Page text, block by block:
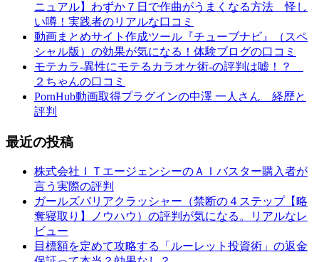
ニュアル】わずか７日で作曲がうまくなる方法 怪し
い噂！実践者のリアルな口コミ
動画まとめサイト作成ツール『チューブナビ』（スペ
シャル版）の効果が気になる！体験ブログの口コミ
モテカラ-異性にモテるカラオケ術-の評判は嘘！？
２ちゃんの口コミ
PornHub動画取得プラグインの中澤 一人さん 経歴と
評判
最近の投稿
株式会社ＩＴエージェンシーのＡＩバスター購入者が
言う実際の評判
ガールズバリアクラッシャー（禁断の４ステップ【略
奪寝取り】ノウハウ）の評判が気になる。リアルなレ
ビュー
目標額を定めて攻略する「ルーレット投資術」の返金